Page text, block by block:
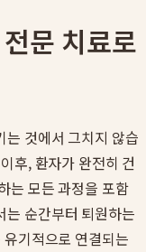
문 치료로
는 것에서 그치지 않습
후, 환자가 완전히 건
는 모든 과정을 포함
는 순간부터 퇴원하는
기적으로 연결되는